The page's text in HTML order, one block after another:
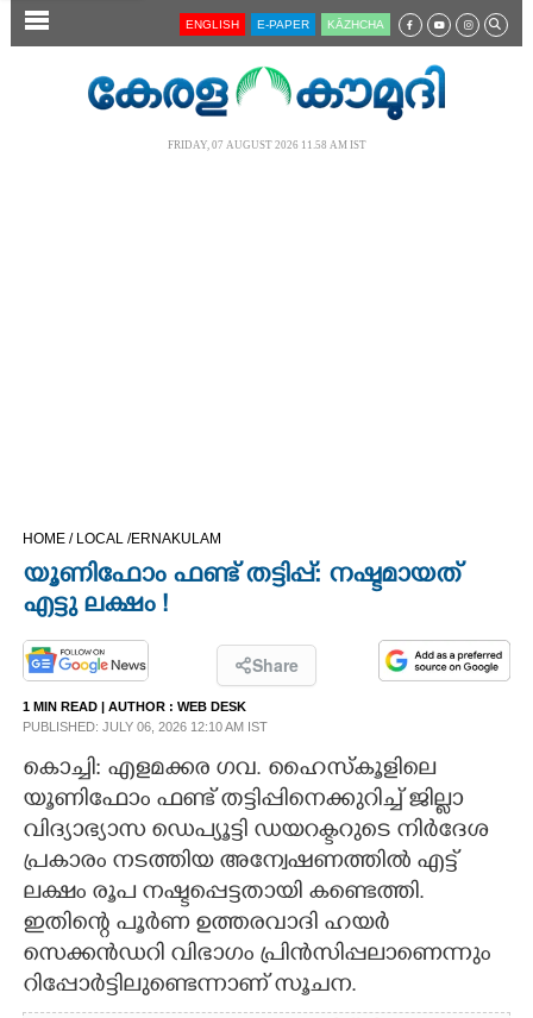
SECTIONS
OPINION
LIFESTYLE
SPIRITUAL
INFO+
ENGLISH E-PAPER KĀZHCHA
FRIDAY, 07 AUGUST 2026 11.58 AM IST
HOME / LOCAL /ERNAKULAM
യൂണിഫോം ഫണ്ട് തട്ടിപ്പ്: നഷ്ടമായത്
എട്ടു ലക്ഷം !
Share
1 MIN READ | AUTHOR : WEB DESK
PUBLISHED: JULY 06, 2026 12:10 AM IST
കൊച്ചി: എളമക്കര ഗവ. ഹൈസ്കൂളിലെ
യൂണിഫോം ഫണ്ട് തട്ടിപ്പിനെക്കുറിച്ച് ജില്ലാ
വിദ്യാഭ്യാസ ഡെപ്യൂട്ടി ഡയറക്ടറുടെ നിർദേശ
പ്രകാരം നടത്തിയ അന്വേഷണത്തിൽ എട്ട്
ലക്ഷം രൂപ നഷ്ടപ്പെട്ടതായി കണ്ടെത്തി.
ഇതിന്റെ പൂർണ ഉത്തരവാദി ഹയർ
സെക്കൻഡറി വിഭാഗം പ്രിൻസിപ്പലാണെന്നും
റിപ്പോർട്ടിലുണ്ടെന്നാണ് സൂചന.